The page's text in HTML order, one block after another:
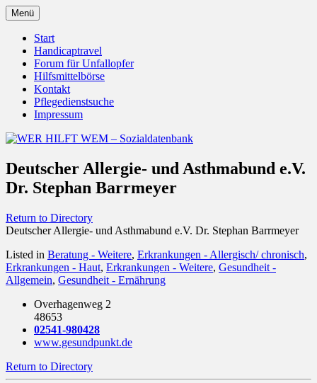
Zum
Inhalt
springen
WER HILFT WEM –
Sozialdatenbank
Menü
Start
Handicaptravel
Forum für Unfallopfer
Hilfsmittelbörse
Kontakt
Pflegedienstsuche
Impressum
Deutscher Allergie- und Asthmabund e.V.
Dr. Stephan Barrmeyer
Return to Directory
Deutscher Allergie- und Asthmabund e.V. Dr. Stephan Barrmeyer
Listed in Beratung - Weitere, Erkrankungen - Allergisch/ chronisch,
Erkrankungen - Haut, Erkrankungen - Weitere, Gesundheit -
Allgemein, Gesundheit - Ernährung
Overhagenweg 2
48653
02541-980428
www.gesundpunkt.de
Return to Directory